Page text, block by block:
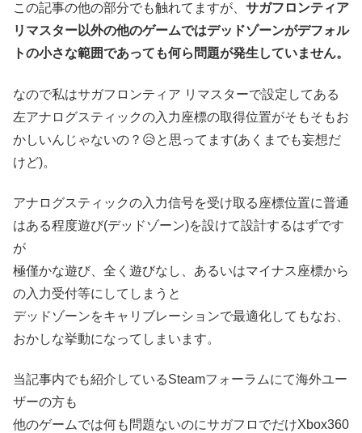
この記事の他の部分でも触れてますが、 サガフロンティア
リマスター以外の他のゲームではデッドゾーンがデフォル
トの小さな範囲であっても何ら問題が発生していません。
なので私はサガフロンティア リマスターで設定してある
左アナログスティックの入力座標の取得位置がそもそもお
かしいんじゃないの？😥と思ってます(あくまでも妄想だ
けど)。
アナログスティックの入力信号を受け取る座標位置に普通
はある程度遊び(デッドゾーン)を設けて設計するはずです
が
極僅かな遊び、全く遊びなし、あるいはマイナス座標から
の入力受付等にしてしまうと
デッドゾーンをキャリブレーションで最適化してもなお、
おかしな挙動になってしまいます。
当記事内でも紹介しているSteamフォーラムにて海外ユー
ザーの方も
他のゲームでは何も問題ないのにサガフロでだけXbox360